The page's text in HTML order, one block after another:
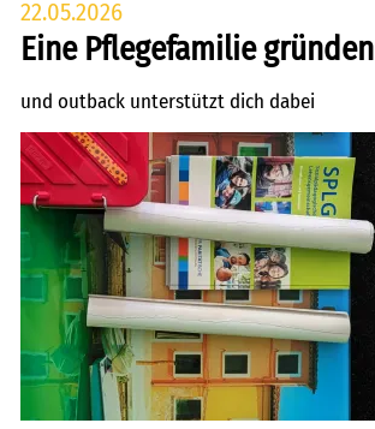
22.05.2026
Eine Pflegefamilie gründen
und outback unterstützt dich dabei